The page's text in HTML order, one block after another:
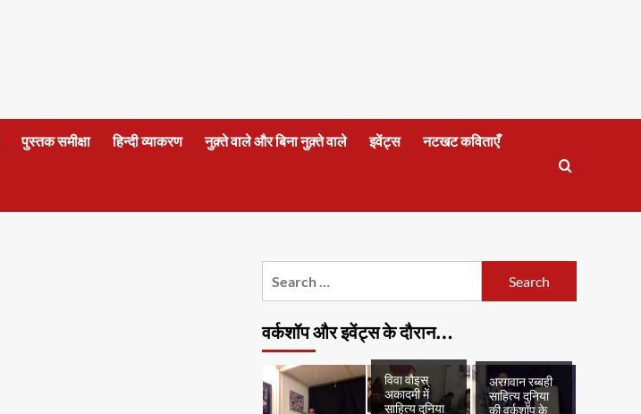
पुस्तक समीक्षा हिन्दी व्याकरण नुक़्ते वाले और बिना नुक़्ते वाले इवेंट्स नटखट कविताएँ
वर्कशॉप और इवेंट्स के दौरान…
विवा वौइस्
अकादमी में
साहित्य दुनिया
अरग़वान रब्बही
साहित्य दुनिया
की वर्कशॉप के